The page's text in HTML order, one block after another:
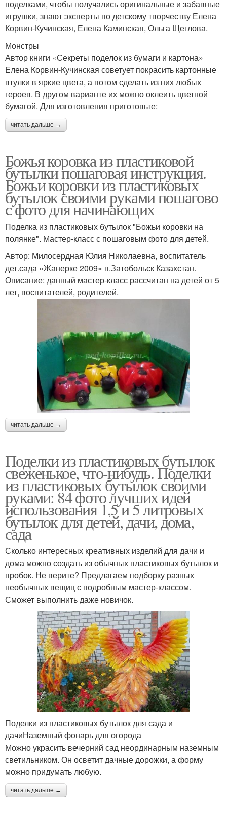
поделками, чтобы получались оригинальные и забавные
игрушки, знают эксперты по детскому творчеству Елена
Корвин-Кучинская, Елена Каминская, Ольга Щеглова.
Монстры
Автор книги «Секреты поделок из бумаги и картона»
Елена Корвин-Кучинская советует покрасить картонные
втулки в яркие цвета, а потом сделать из них любых
героев. В другом варианте их можно оклеить цветной
бумагой. Для изготовления приготовьте:
читать дальше →
Божья коровка из пластиковой
бутылки пошаговая инструкция.
Божьи коровки из пластиковых
бутылок своими руками пошагово
с фото для начинающих
Поделка из пластиковых бутылок "Божьи коровки на
полянке". Мастер-класс с пошаговым фото для детей.
Автор: Милосердная Юлия Николаевна, воспитатель
дет.сада «Жанерке 2009» п.Затобольск Казахстан.
Описание: данный мастер-класс рассчитан на детей от 5
лет, воспитателей, родителей.
читать дальше →
Поделки из пластиковых бутылок
свеженькое, что-нибудь. Поделки
из пластиковых бутылок своими
руками: 84 фото лучших идей
использования 1,5 и 5 литровых
бутылок для детей, дачи, дома,
сада
Сколько интересных креативных изделий для дачи и
дома можно создать из обычных пластиковых бутылок и
пробок. Не верите? Предлагаем подборку разных
необычных вещиц с подробным мастер-классом.
Сможет выполнить даже новичок.
Поделки из пластиковых бутылок для сада и
дачиНаземный фонарь для огорода
Можно украсить вечерний сад неординарным наземным
светильником. Он осветит дачные дорожки, а форму
можно придумать любую.
читать дальше →